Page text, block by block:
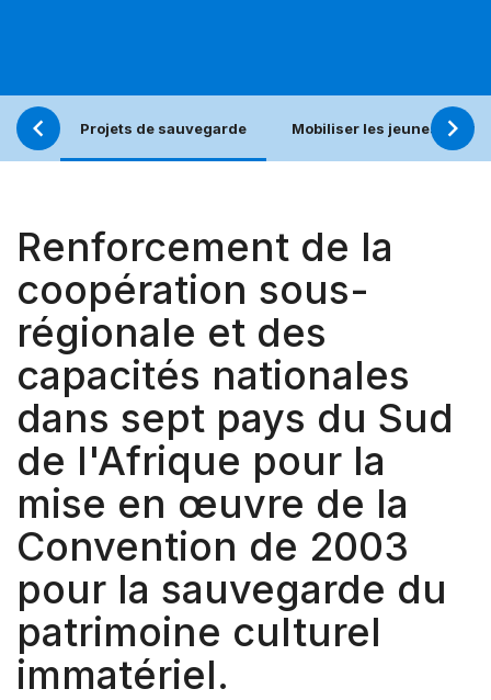
Projets de sauvegarde Mobiliser les jeunes pour
Renforcement de la
coopération sous-
régionale et des
capacités nationales
dans sept pays du Sud
de l'Afrique pour la
mise en œuvre de la
Convention de 2003
pour la sauvegarde du
patrimoine culturel
immatériel.